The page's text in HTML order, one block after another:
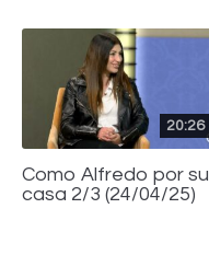
20:26
Como Alfredo por su
casa 2/3 (24/04/25)